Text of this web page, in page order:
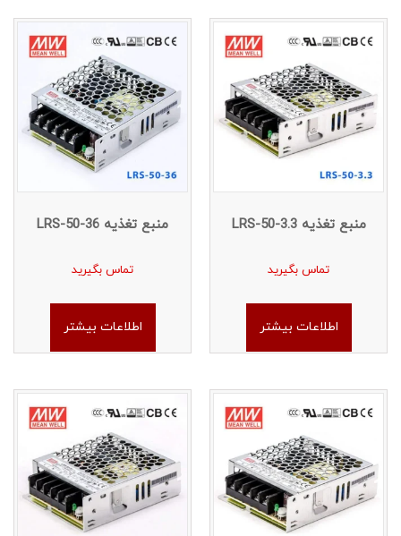
منبع تغذیه LRS-50-3.3
تماس بگیرید
اطلاعات بیشتر
منبع تغذیه LRS-50-36
تماس بگیرید
اطلاعات بیشتر